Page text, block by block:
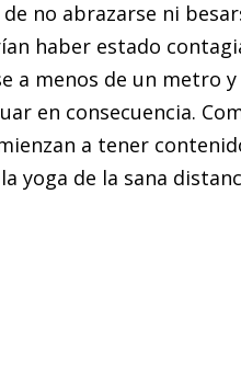
no abrazarse ni
haber estado
menos de un metro
en consecuencia.
a tener
yoga de la sana